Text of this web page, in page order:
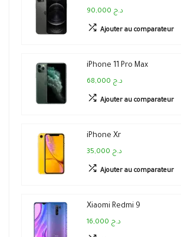
90,000 د.ج
Ajouter au comparateur
iPhone 11 Pro Max
68,000 د.ج
Ajouter au comparateur
iPhone Xr
35,000 د.ج
Ajouter au comparateur
Xiaomi Redmi 9
16,000 د.ج